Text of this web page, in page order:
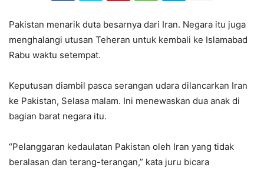
Pakistan menarik duta besarnya dari Iran. Negara itu juga
menghalangi utusan Teheran untuk kembali ke Islamabad
Rabu waktu setempat.
Keputusan diambil pasca serangan udara dilancarkan Iran
ke Pakistan, Selasa malam. Ini menewaskan dua anak di
bagian barat negara itu.
“Pelanggaran kedaulatan Pakistan oleh Iran yang tidak
beralasan dan terang-terangan,” kata juru bicara